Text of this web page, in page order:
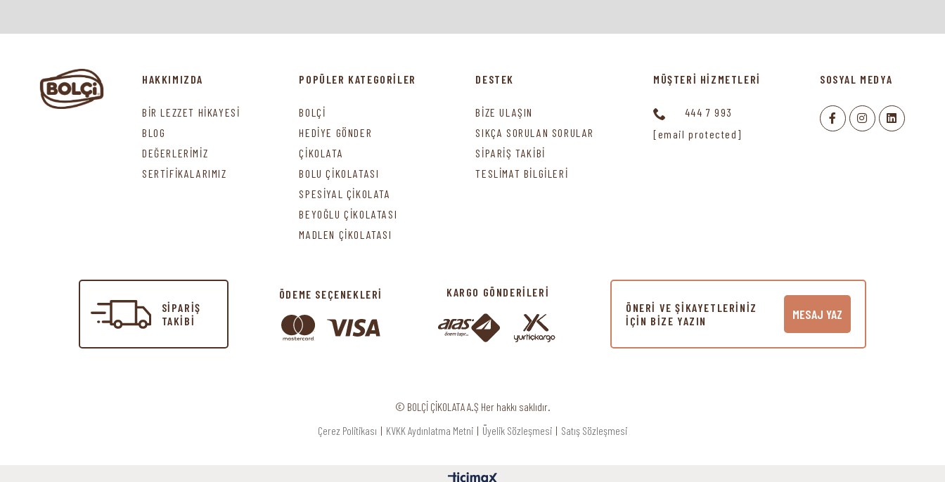
HAKKIMIZDA
BİR LEZZET HİKAYESİ
BLOG
DEĞERLERİMİZ
SERTİFİKALARIMIZ
POPÜLER KATEGORİLER
BOLÇİ
HEDİYE GÖNDER
ÇİKOLATA
BOLU ÇİKOLATASI
SPESİYAL ÇİKOLATA
BEYOĞLU ÇİKOLATASI
MADLEN ÇİKOLATASI
DESTEK
BİZE ULAŞIN
SIKÇA SORULAN SORULAR
SİPARİŞ TAKİBİ
TESLİMAT BİLGİLERİ
MÜŞTERİ HİZMETLERİ
444 7 993
[email protected]
SOSYAL MEDYA
SİPARİŞ
TAKİBİ
ÖDEME SEÇENEKLERİ
KARGO GÖNDERİLERİ
ÖNERİ VE ŞİKAYETLERİNİZ
İÇİN BİZE YAZIN
MESAJ YAZ
© BOLÇİ ÇİKOLATA A.Ş Her hakkı saklıdır.
Çerez Politikası | KVKK Aydınlatma Metni | Üyelik Sözleşmesi | Satış Sözleşmesi